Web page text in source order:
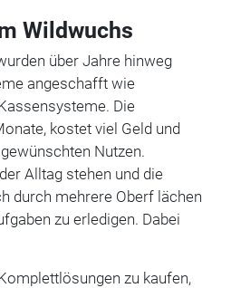
Wildwuchs
über Jahre hinweg
angeschafft wie
Die
kostet viel Geld und
Nutzen.
Alltag stehen und die
durch mehrere Oberf lächen
zu erledigen. Dabei
zu kaufen,